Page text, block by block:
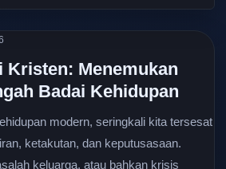
Kristen: Menemukan
Badai Kehidupan
modern, seringkali kita tersesat
ketakutan, dan keputusasaan.
keluarga, atau bahkan krisis